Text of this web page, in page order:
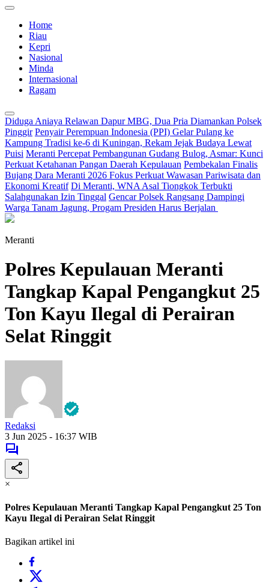
Home
Riau
Kepri
Nasional
Minda
Internasional
Ragam
Diduga Aniaya Relawan Dapur MBG, Dua Pria Diamankan Polsek
Pinggir Penyair Perempuan Indonesia (PPI) Gelar Pulang ke
Kampung Tradisi ke-6 di Kuningan, Rekam Jejak Budaya Lewat
Puisi Meranti Percepat Pembangunan Gudang Bulog, Asmar: Kunci
Perkuat Ketahanan Pangan Daerah Kepulauan Pembekalan Finalis
Bujang Dara Meranti 2026 Fokus Perkuat Wawasan Pariwisata dan
Ekonomi Kreatif Di Meranti, WNA Asal Tiongkok Terbukti
Salahgunakan Izin Tinggal Gencar Polsek Rangsang Dampingi
Warga Tanam Jagung, Progam Presiden Harus Berjalan
Meranti
Polres Kepulauan Meranti
Tangkap Kapal Pengangkut 25
Ton Kayu Ilegal di Perairan
Selat Ringgit
Redaksi
3 Jun 2025 - 16:37 WIB
×
Polres Kepulauan Meranti Tangkap Kapal Pengangkut 25 Ton
Kayu Ilegal di Perairan Selat Ringgit
Bagikan artikel ini